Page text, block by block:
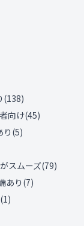
(138)
向け(45)
り(5)
スムーズ(79)
あり (7)
(1)